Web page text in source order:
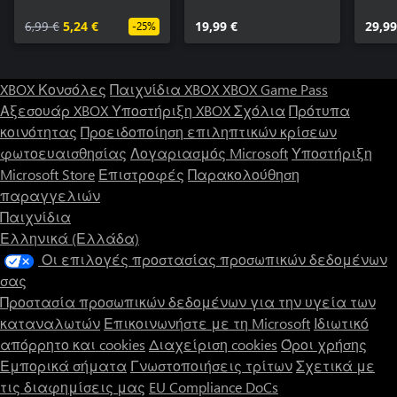
6,99 € 5,24 € -25% 19,99 €
XBOX Κονσόλες Παιχνίδια XBOXXBOX Game Pass
Αξεσουάρ XBOXΥποστήριξη XBOXΣχόλια Πρότυπα
κοινότητας Προειδοποίηση επιληπτικών κρίσεων
φωτοευαισθησίας Λογαριασμός MicrosoftΥποστήριξη
Microsoft Store Επιστροφές Παρακολούθηση
παραγγελιών
Παιχνίδια
Ελληνικά (Ελλάδα)
Οι επιλογές προστασίας προσωπικών δεδομένων
σας
Προστασία προσωπικών δεδομένων για την υγεία των
καταναλωτών Επικοινωνήστε με τη Microsoft Ιδιωτικό
απόρρητο και cookies Διαχείριση cookies Όροι χρήσης
Εμπορικά σήματα Γνωστοποιήσεις τρίτωνΣχετικά με
τις διαφημίσεις μας EU Compliance DoCs